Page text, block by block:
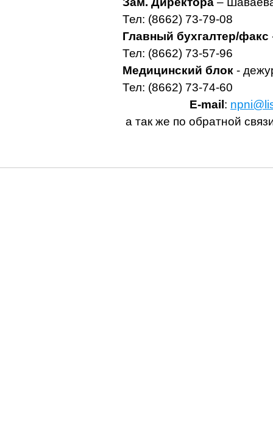
Тел: (8662) 73-79-08
Главный бухгалтер/факс
Тел: (8662) 73-57-96
Медицинский блок-
Тел: (8662) 73-74-60
Е-mail :
а так же по обратной